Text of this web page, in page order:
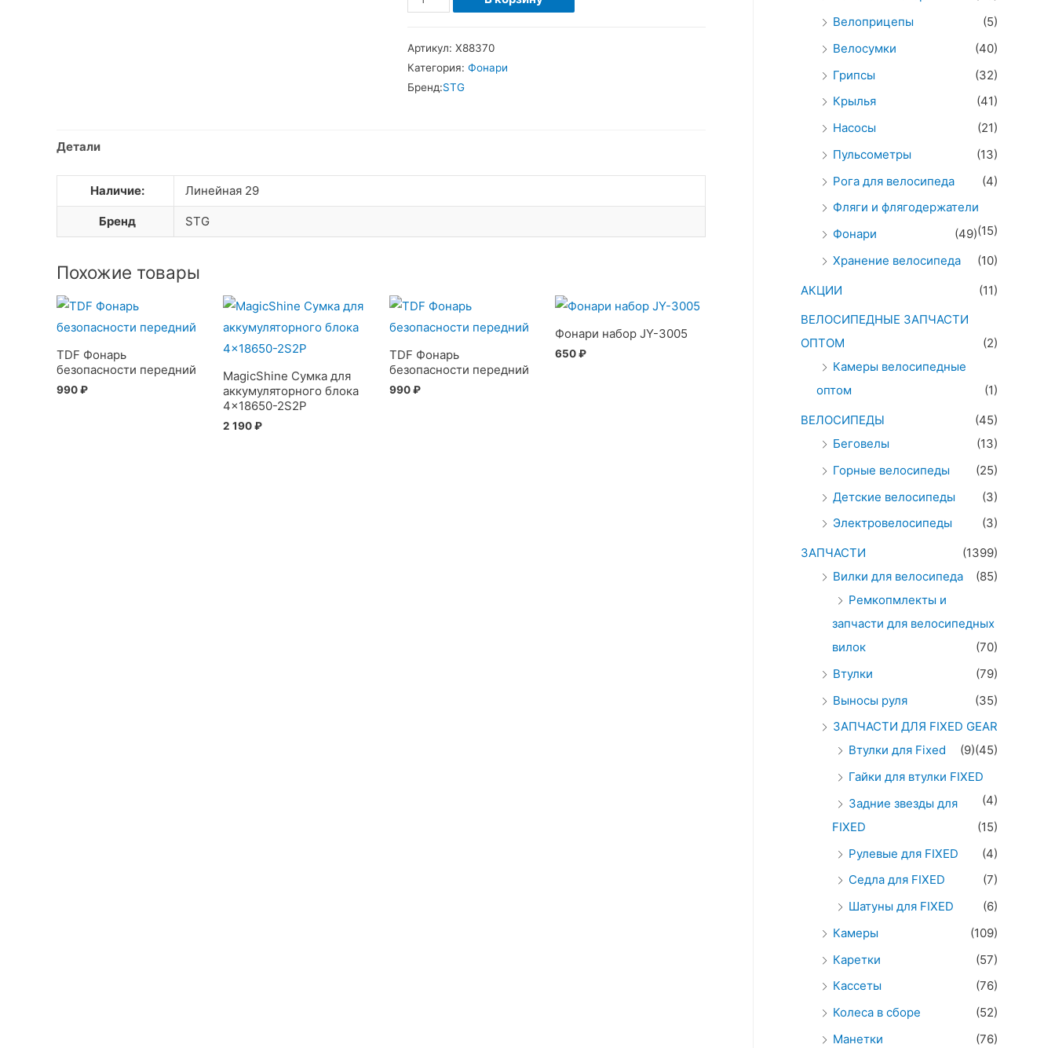
товара
задний
TL5425
Артикул: Х88370
Категория: Фонари
Бренд:STG
Детали
Наличие: Линейная 29
Бренд STG
Похожие товары
TDF Фонарь
безопасности передний
990₽
MagicShine Сумка для
аккумуляторного блока
4×18650-2S2P
2 190₽
TDF Фонарь
безопасности передний
990₽
Фонари набор JY-3005
650₽
Велоприцепы
(5)
Велосумки
(40)
Грипсы
(32)
Крылья
(41)
Насосы
(21)
Пульсометры
(13)
Рога для велосипеда
(4)
Фляги и флягодержатели
(15)
Фонари
(49)
Хранение велосипеда
(10)
АКЦИИ
(11)
ВЕЛОСИПЕДНЫЕ ЗАПЧАСТИ
ОПТОМ
(2)
Камеры велосипедные
оптом
(1)
ВЕЛОСИПЕДЫ
(45)
Беговелы
(13)
Горные велосипеды
(25)
Детские велосипеды
(3)
Электровелосипеды
(3)
ЗАПЧАСТИ
(1399)
Вилки для велосипеда
(85)
Ремкопмлекты и
запчасти для велосипедных
вилок
(70)
Втулки
(79)
Выносы руля
(35)
ЗАПЧАСТИ ДЛЯ FIXED GEAR
(45)
Втулки для Fixed
(9)
Гайки для втулки FIXED
(4)
Задние звезды для
FIXED
(15)
Рулевые для FIXED
(4)
Седла для FIXED
(7)
Шатуны для FIXED
(6)
Камеры
(109)
Каретки
(57)
Кассеты
(76)
Колеса в сборе
(52)
Манетки
(76)